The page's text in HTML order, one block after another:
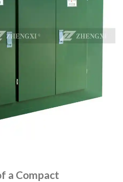
a Compact